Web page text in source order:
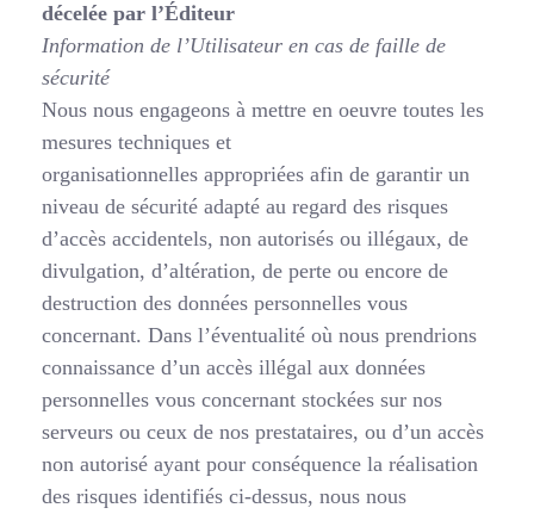
décelée par l’Éditeur
Information de l’Utilisateur en cas de faille de
sécurité
Nous nous engageons à mettre en oeuvre toutes les
mesures techniques et
organisationnelles appropriées afin de garantir un
niveau de sécurité adapté au regard des risques
d’accès accidentels, non autorisés ou illégaux, de
divulgation, d’altération, de perte ou encore de
destruction des données personnelles vous
concernant. Dans l’éventualité où nous prendrions
connaissance d’un accès illégal aux données
personnelles vous concernant stockées sur nos
serveurs ou ceux de nos prestataires, ou d’un accès
non autorisé ayant pour conséquence la réalisation
des risques identifiés ci-dessus, nous nous